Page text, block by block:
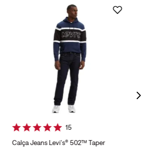
15
Calça Jeans Levi's® 502™ Taper